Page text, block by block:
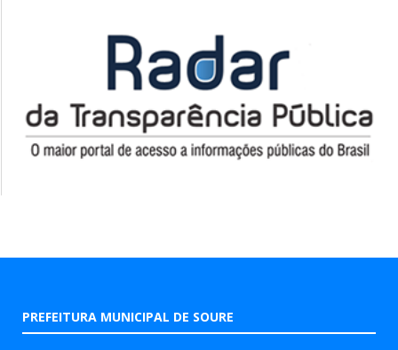
PREFEITURA MUNICIPAL DE SOURE